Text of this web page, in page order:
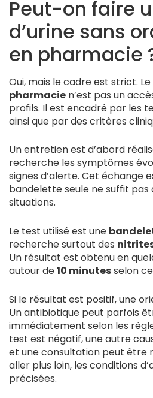
Peut-on faire
d’urine sans
en pharmacie
Oui, mais le cadre est strict. Le
pharmacie n’est pas un
profils. Il est encadré par les
ainsi que par des critères
Un entretien est d’abord
recherche les symptômes
signes d’alerte. Cet échange
bandelette seule ne suffit pas
situations.
Le test utilisé est une
recherche surtout des
Un résultat est obtenu en
autour de10 minutesselon
Si le résultat est positif, une
Un antibiotique peut parfois
immédiatement selon les
test est négatif, une autre
et une consultation peut être
aller plus loin, les conditions
précisées.